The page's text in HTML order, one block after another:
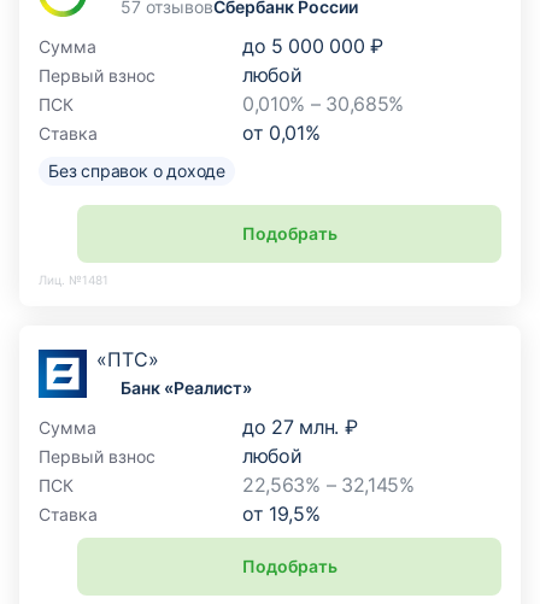
57 отзывовСбербанк России
Сумма
до 5 000 000 ₽
Первый взнос любой
ПСК 0,010% – 30,685%
Ставка от 0,01%
Без справок о доходе
Подобрать
Лиц. №1481
«ПТС»
Банк «Реалист»
Сумма
до 27 млн. ₽
Первый взнос любой
ПСК 22,563% – 32,145%
Ставка от 19,5%
Подобрать